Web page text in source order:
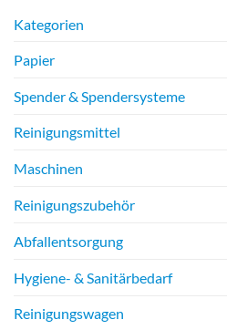
Kategorien
Papier
Spender & Spendersysteme
Reinigungsmittel
Maschinen
Reinigungszubehör
Abfallentsorgung
Hygiene- & Sanitärbedarf
Reinigungswagen